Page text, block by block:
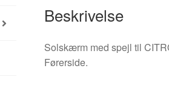
Beskrivelse
Solskærm med spejl til
Førerside.